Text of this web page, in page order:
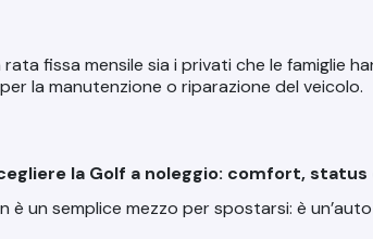
rata fissa mensile sia i privati che le famiglie
la manutenzione o riparazione del veicolo.
la Golf a noleggio: comfort, status
è un semplice mezzo per spostarsi: è